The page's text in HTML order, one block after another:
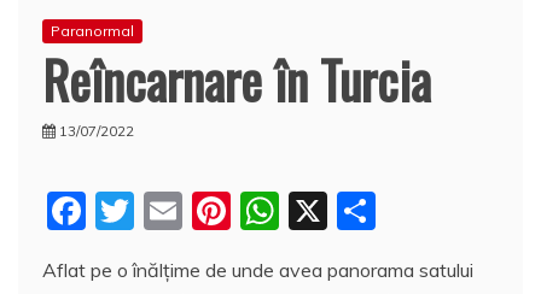
Paranormal
Reîncarnare în Turcia
13/07/2022
F
T
w
E
Pi W X
Aflat pe o înălţime de unde avea panorama satului